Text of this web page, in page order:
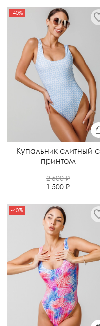
-40%
Купальник слитный с
принтом
2 500 ₽
1 500 ₽
-40%